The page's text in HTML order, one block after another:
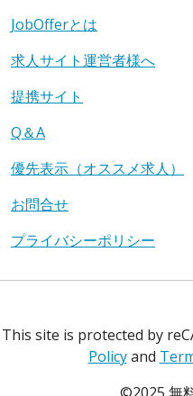
JobOfferとは
求人サイト運営者様へ
提携サイト
Q＆A
優先表示（オススメ求人）
お問合せ
プライバシーポリシー
This site is protected by
Policyand